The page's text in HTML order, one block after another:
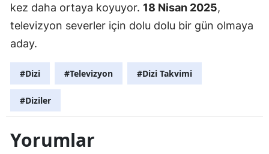
kez daha ortaya koyuyor. 18 Nisan 2025,
televizyon severler için dolu dolu bir gün olmaya
aday.
#Dizi #Televizyon #Dizi Takvimi
#Diziler
Yorumlar